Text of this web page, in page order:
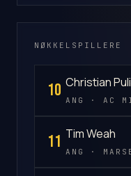
NØKKELSPILLERE
10 Christian
ANG · AC
11 Tim Weah
ANG ·